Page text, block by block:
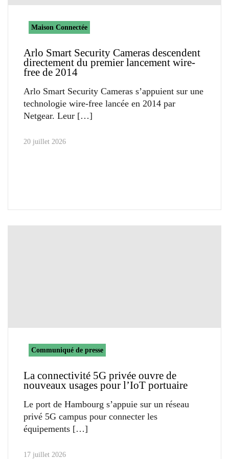
Maison Connectée
Arlo Smart Security Cameras descendent
directement du premier lancement wire-
free de 2014
Arlo Smart Security Cameras s’appuient sur une
technologie wire-free lancée en 2014 par
Netgear. Leur
20 juillet 2026
Communiqué de presse
La connectivité 5G privée ouvre de
nouveaux usages pour l’IoT portuaire
Le port de Hambourg s’appuie sur un réseau
privé 5G campus pour connecter les
équipements
17 juillet 2026